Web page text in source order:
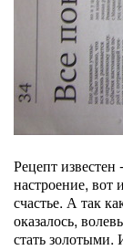
Рецепт
настроение,
счастье. А так
оказалось,
стать золотыми.